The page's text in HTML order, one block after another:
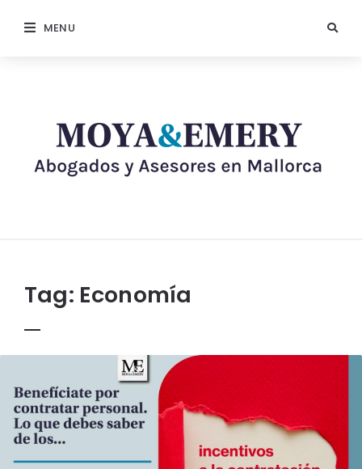
MENU
Tag: Economía